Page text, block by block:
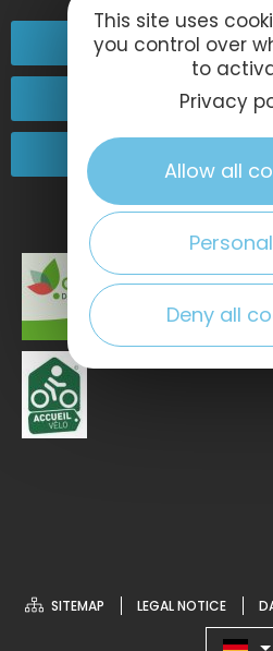
02 32
SITEMAP LEGAL NOTICE
This site uses
you control over
to
Privacy
Allow all
Deny all